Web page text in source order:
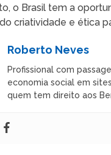
o Brasil tem a
criatividade e ética
Roberto Neves
Profissional com
economia social em
quem tem direito aos